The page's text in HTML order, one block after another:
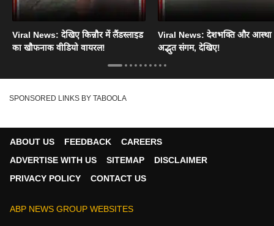
Viral News: देखिए किन्नौर में लैंडस्लाइड
का खौफनाक वीडियो वायरल!
Viral News: देशभक्ति और आस्था
अद्भुत संगम, देखिए!
SPONSORED LINKS BY TABOOLA
ABOUT US FEEDBACK
CAREERS
ADVERTISE WITH US
SITEMAP
DISCLAIMER
PRIVACY POLICY
CONTACT US
ABP NEWS GROUP WEBSITES